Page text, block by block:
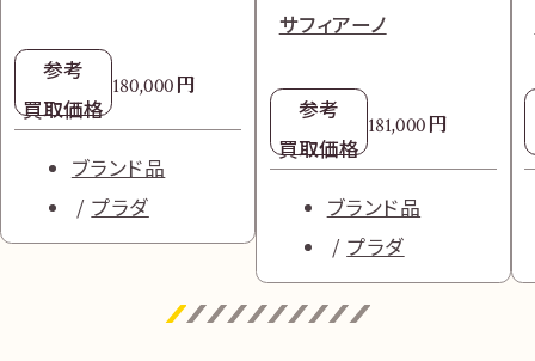
参考
買取価格
180,000円
ブランド品
プラダ
サフィアーノ
参考
買取価格
181,000円
ブランド品
プラダ